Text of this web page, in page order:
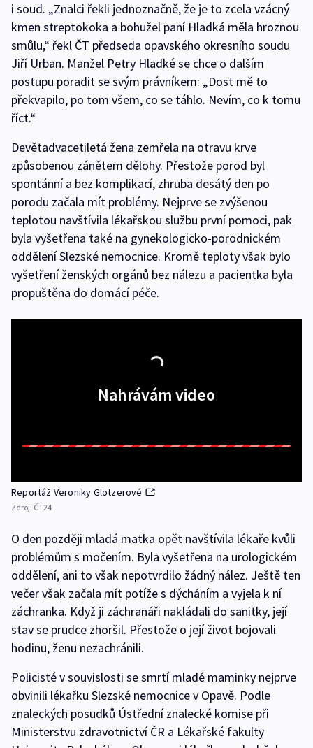
i soud. „Znalci řekli jednoznačně, že je to zcela vzácný
kmen streptokoka a bohužel paní Hladká měla hroznou
smůlu,“ řekl ČT předseda opavského okresního soudu
Jiří Urban. Manžel Petry Hladké se chce o dalším
postupu poradit se svým právníkem: „Dost mě to
překvapilo, po tom všem, co se táhlo. Nevím, co k tomu
říct.“
Devětadvacetiletá žena zemřela na otravu krve
způsobenou zánětem dělohy. Přestože porod byl
spontánní a bez komplikací, zhruba desátý den po
porodu začala mít problémy. Nejprve se zvýšenou
teplotou navštívila lékařskou službu první pomoci, pak
byla vyšetřena také na gynekologicko-porodnickém
oddělení Slezské nemocnice. Kromě teploty však bylo
vyšetření ženských orgánů bez nálezu a pacientka byla
propuštěna do domácí péče.
Nahrávám video
Reportáž Veroniky Glötzerové
Zdroj: ČT24
O den později mladá matka opět navštívila lékaře kvůli
problémům s močením. Byla vyšetřena na urologickém
oddělení, ani to však nepotvrdilo žádný nález. Ještě ten
večer však začala mít potíže s dýcháním a vyjela k ní
záchranka. Když ji záchranáři nakládali do sanitky, její
stav se prudce zhoršil. Přestože o její život bojovali
hodinu, ženu nezachránili.
Policisté v souvislosti se smrtí mladé maminky nejprve
obvinili lékařku Slezské nemocnice v Opavě. Podle
znaleckých posudků Ústřední znalecké komise při
Ministerstvu zdravotnictví ČR a Lékařské fakulty